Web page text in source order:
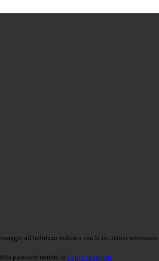
all'indirizzo indicato con le istruzioni necessarie.
password tramite la Login Spaggiari